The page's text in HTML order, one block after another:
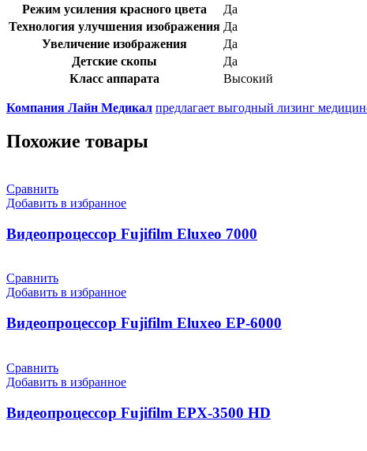
Режим усиления красного цвета
Да
Технология улучшения изображения Да
Увеличение изображения
Да
Детские скопы
Да
Класс аппарата
Высокий
Компания Лайн Медикал предлагает выгодный лизинг
Похожие товары
Сравнить
Добавить в избранное
Видеопроцессор Fujifilm Eluxeo 7000
Сравнить
Добавить в избранное
Видеопроцессор Fujifilm Eluxeo EP-6000
Сравнить
Добавить в избранное
Видеопроцессор Fujifilm EPX-3500 HD